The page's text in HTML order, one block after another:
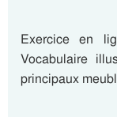
Exercice en
Vocabulaire
principaux